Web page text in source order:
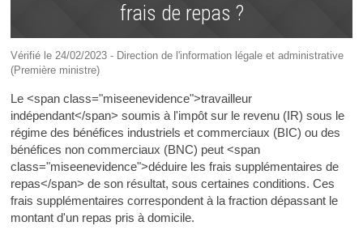
frais de repas ?
Vérifié le 24/02/2023 - Direction de l'information légale et administrative
(Première ministre)
Le <span class="miseenevidence">travailleur
indépendant</span> soumis à l'impôt sur le revenu (IR) sous le
régime des bénéfices industriels et commerciaux (BIC) ou des
bénéfices non commerciaux (BNC) peut <span
class="miseenevidence">déduire les frais supplémentaires de
repas</span> de son résultat, sous certaines conditions. Ces
frais supplémentaires correspondent à la fraction dépassant le
montant d'un repas pris à domicile.